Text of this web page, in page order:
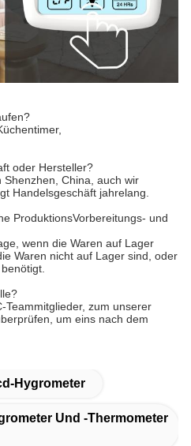
oder Hersteller?
Shenzhen, China, auch wir
Handelsgeschäft jahrelang.
ProduktionsVorbereitungs- und
wenn die Waren auf Lager
Waren nicht auf Lager sind, oder
Teammitglieder, zum unserer
um eins nach dem
Hygrometer
Und -thermometer